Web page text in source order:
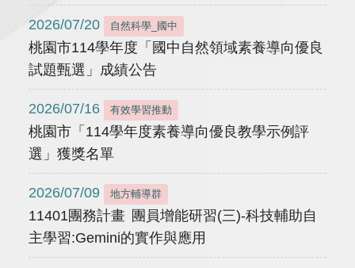
2026/07/20 自然科學_國中
桃園市114學年度「國中自然領域素養導向優良
試題甄選」成績公告
2026/07/16 有效學習推動
桃園市「114學年度素養導向優良教學示例評
選」獲獎名單
2026/07/09 地方輔導群
11401團務計畫 團員增能研習(三)-科技輔助自
主學習:Gemini的實作與應用